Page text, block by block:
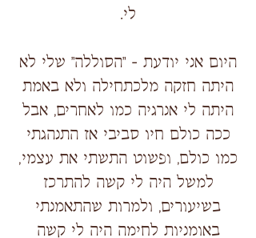
לי.
היום אני יודעת - "הסוללה" שלי לא
היתה חזקה מלכתחילה ולא באמת
היתה לי אנרגיה כמו לאחרים, אבל
ככה כולם חיו סביבי אז התנהגתי
כמו כולם, ופשוט התשתי את עצמי,
למשל היה לי קשה להתרכז
בשיעורים, ולמרות שהתאמנתי
באומניות לחימה היה לי קשה